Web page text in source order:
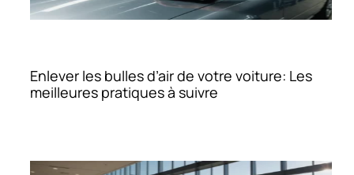
Enlever les bulles d’air de votre voiture: Les
meilleures pratiques à suivre